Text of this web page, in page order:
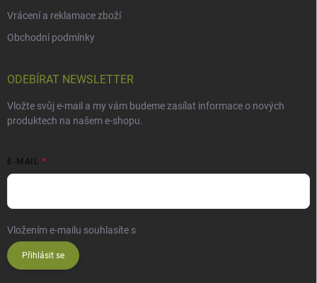
Vrácení a reklamace zboží
Obchodní podmínky
ODEBÍRAT NEWSLETTER
Vložte svůj e-mail a my vám budeme zasílat informace o nových
produktech na našem e-shopu.
E-MAIL
Vložením e-mailu souhlasíte s
Přihlásit se